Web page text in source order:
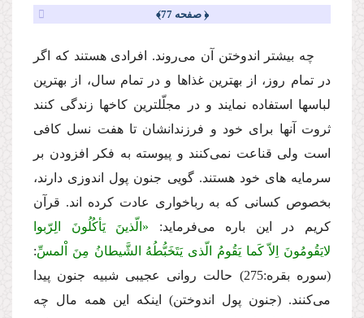
﴿ صفحه 77﴾
چه بیشتر اندوختن آن‌ مى‌روند. افرادى هستند كه اگر
در تمام روز، از بهترین غذاها و در تمام سال، از بهترین
لباسها استفاده نمایند و در مجلّلترین كاخها زندگى كنند
ثروت آنها براى خود و فرزندانشان تا هفت نسل كافى
است ولى قناعت نمى‌كنند و پیوسته به فكر افزودن بر
سرمایه هاى خود هستند. گویى جنون پول اندوزى دارند،
بخصوص كسانى كه به رباخوارى عادت كرده اند. قرآن
كریم در این باره‌ مى‌فرماید: «الّذینَ یَأكُلُونَ الِرّبوا
لایَقُومُونَ اِلاّ كَما یَقُومُ الّذى یَتَخَبُّطُهُ الشَّیطانُ مِنَ اْلمسِّ:
(سوره بقره:275) حالت روانى عجیبى شبیه جنون پیدا‌
مى‌كنند. (جنون پول اندوختن) اینكه این همه مال چه